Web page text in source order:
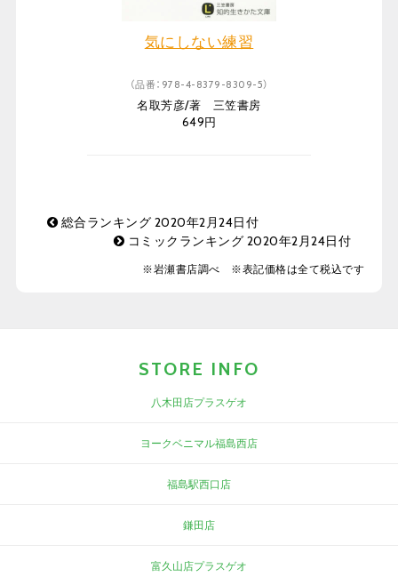
気にしない練習
（品番：978-4-8379-8309-5）
名取芳彦/著 三笠書房
649円
総合ランキング 2020年2月24日付
コミックランキング 2020年2月24日付
※岩瀬書店調べ ※表記価格は全て税込です
STORE INFO
八木田店プラスゲオ
ヨークベニマル福島西店
福島駅西口店
鎌田店
富久山店プラスゲオ